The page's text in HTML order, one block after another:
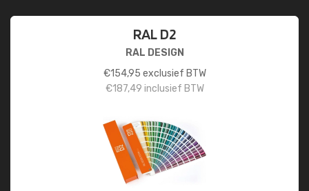
RAL D2
RAL DESIGN
€154,95 exclusief BTW
€187,49 inclusief BTW